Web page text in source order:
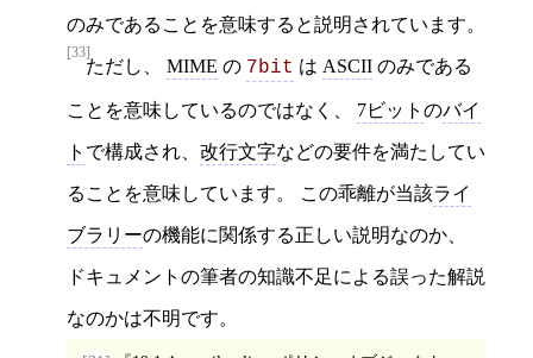
のみであることを意味すると説明されています。
[33]
ただし、 MIME の 7bit は ASCII のみである
ことを意味しているのではなく、 7ビット のバイ
ト で構成され、 改行文字などの要件を満たしてい
ることを意味しています。 この乖離が当該ライ
ブラリーの機能に関係する正しい説明なのか、
ドキュメントの筆者の知識不足による誤った解説
なのかは不明です。